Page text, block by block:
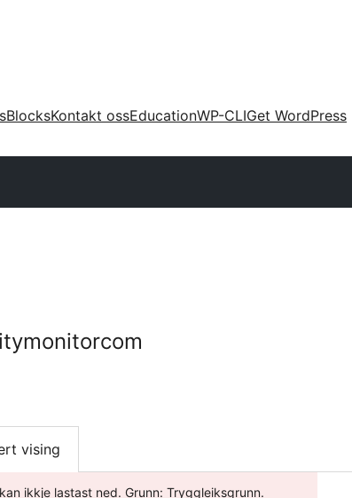
BlocksKontakt ossEducationWP-CLIGet WordPress
vising
ikkje lastast ned. Grunn: Tryggleiksgrunn.